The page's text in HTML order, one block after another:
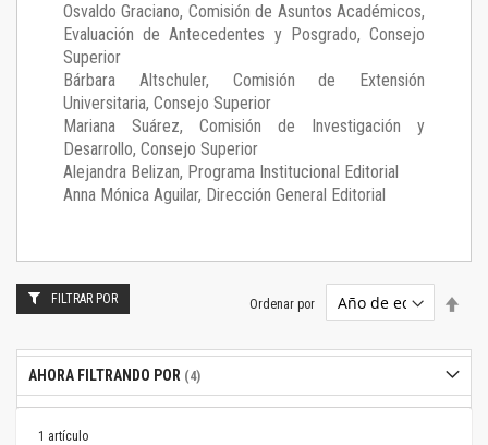
Osvaldo Graciano, Comisión de Asuntos Académicos,
Evaluación de Antecedentes y Posgrado, Consejo
Superior
Bárbara Altschuler, Comisión de Extensión
Universitaria, Consejo Superior
Mariana Suárez, Comisión de Investigación y
Desarrollo, Consejo Superior
Alejandra Belizan, Programa Institucional Editorial
Anna Mónica Aguilar, Dirección General Editorial
1 artículo
Ordenar por
FILTRAR POR
AHORA FILTRANDO POR